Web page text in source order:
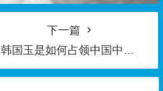
下一篇
韩国玉是如何占领中国中、低档玉石批发市场的呢？